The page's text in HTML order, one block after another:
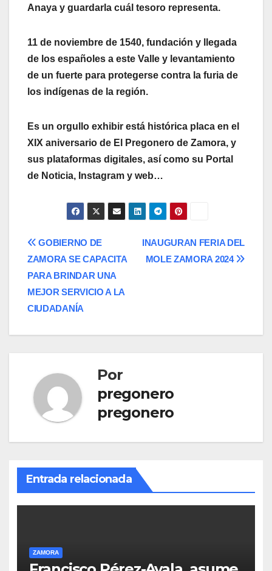
Anaya y guardarla cuál tesoro representa.
11 de noviembre de 1540, fundación y llegada
de los españoles a este Valle y levantamiento
de un fuerte para protegerse contra la furia de
los indígenas de la región.
Es un orgullo exhibir está histórica placa en el
XIX aniversario de El Pregonero de Zamora, y
sus plataformas digitales, así como su Portal
de Noticia, Instagram y web…
Navegación
de
entradas
INAUGURAN FERIA DEL
MOLE ZAMORA 2024
GOBIERNO DE
ZAMORA SE CAPACITA
PARA BRINDAR UNA
MEJOR SERVICIO A LA
CIUDADANÍA
Por
pregonero
pregonero
Entrada relacionada
ZAMORA